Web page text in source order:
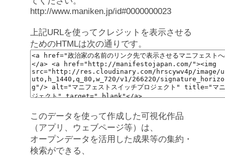
http://www.maniken.jp/id#0000000023
上記URLを使ってクレジットを表示させる
ためのHTMLは次の通りです。
このデータを使って作成した可視化作品
（アプリ、ウェブページ等）は、
オープンデータを活用した成果等の集約・
検索ができる、